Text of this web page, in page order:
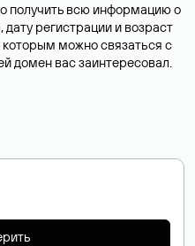
получить всю информацию о
регистрации и возраст
которым можно связаться с
домен вас заинтересовал.